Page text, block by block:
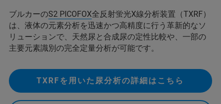
ブルカーのS2 PICOFOX全反射蛍光X線分析装置（TXRF）
は、液体の元素分析を迅速かつ高精度に行う革新的なソ
リューションで、天然尿と合成尿の定性比較や、一部の
主要元素識別の完全定量分析が可能です。
TXRFを用いた尿分析の詳細はこちら